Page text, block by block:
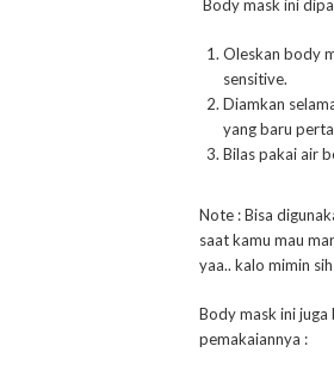
Body mask ini
Oleskan body
sensitive.
Diamkan
yang baru
Bilas pakai air
Note : Bisa
saat kamu mau
yaa.. kalo mimin
Body mask ini juga
pemakaiannya :